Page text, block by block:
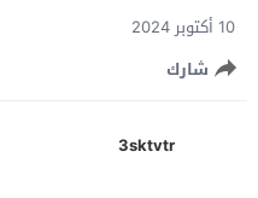
10 أكتوبر 2024
شارك
3sktvtr